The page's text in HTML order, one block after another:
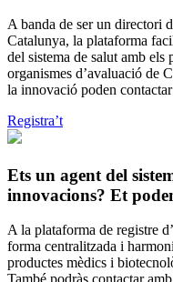
A banda de ser un directori
Catalunya, la plataforma
del sistema de salut amb
organismes d’avaluació de
la innovació poden
Registra’t
Ets un agent del
innovacions? Et
A la plataforma de registre
forma centralitzada i
productes mèdics i